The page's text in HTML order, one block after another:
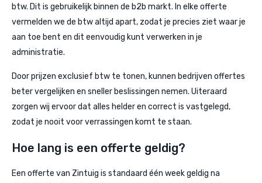
btw. Dit is gebruikelijk binnen de b2b markt. In elke offerte
vermelden we de btw altijd apart, zodat je precies ziet waar je
aan toe bent en dit eenvoudig kunt verwerken in je
administratie.
Door prijzen exclusief btw te tonen, kunnen bedrijven offertes
beter vergelijken en sneller beslissingen nemen. Uiteraard
zorgen wij ervoor dat alles helder en correct is vastgelegd,
zodat je nooit voor verrassingen komt te staan.
Hoe lang is een offerte geldig?
Een offerte van Zintuig is standaard één week geldig na